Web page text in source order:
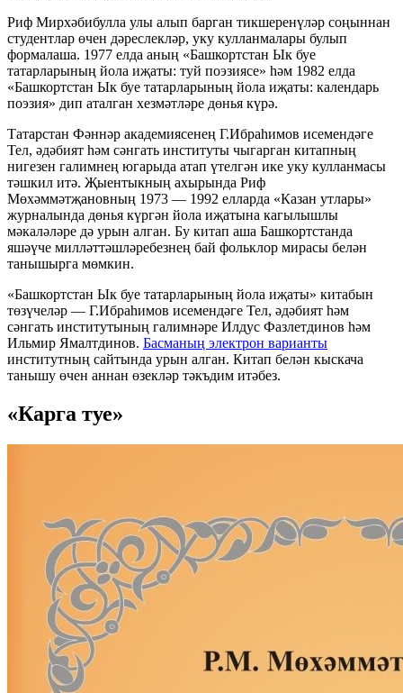
Риф Мирхәбибулла улы алып барган тикшеренүләр соңыннан
студентлар өчен дәреслекләр, уку кулланмалары булып
формалаша. 1977 елда аның «Башкортстан Ык буе
татарларының йола иҗаты: туй поэзиясе» һәм 1982 елда
«Башкортстан Ык буе татарларының йола иҗаты: календарь
поэзия» дип аталган хезмәтләре дөнья күрә.
Татарстан Фәннәр академиясенең Г.Ибраһимов исемендәге
Тел, әдәбият һәм сәнгать институты чыгарган китапның
нигезен галимнең югарыда атап үтелгән ике уку кулланмасы
тәшкил итә. Җыентыкның ахырында Риф
Мөхәммәтҗановның 1973 — 1992 елларда «Казан утлары»
журналында дөнья күргән йола иҗатына кагылышлы
мәкаләләре дә урын алган. Бу китап аша Башкортстанда
яшәүче милләттәшләребезнең бай фольклор мирасы белән
танышырга мөмкин.
«Башкортстан Ык буе татарларының йола иҗаты» китабын
төзүчеләр — Г.Ибраһимов исемендәге Тел, әдәбият һәм
сәнгать институтының галимнәре Илдус Фазлетдинов һәм
Ильмир Ямалтдинов. Басманың электрон варианты
институтның сайтында урын алган. Китап белән кыскача
танышу өчен аннан өзекләр тәкъдим итәбез.
«Карга туе»